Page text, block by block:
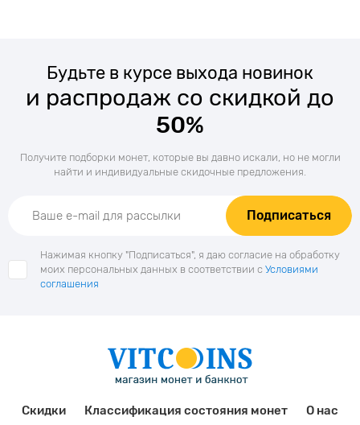
Будьте в курсе выхода новинок
и распродаж со скидкой до
50%
Получите подборки монет, которые вы давно искали, но не могли
найти и индивидуальные скидочные предложения.
Подписаться
Нажимая кнопку "Подписаться", я даю согласие на обработку
моих персональных данных в соответствии с Условиями
соглашения
Скидки Классификация состояния монет О нас